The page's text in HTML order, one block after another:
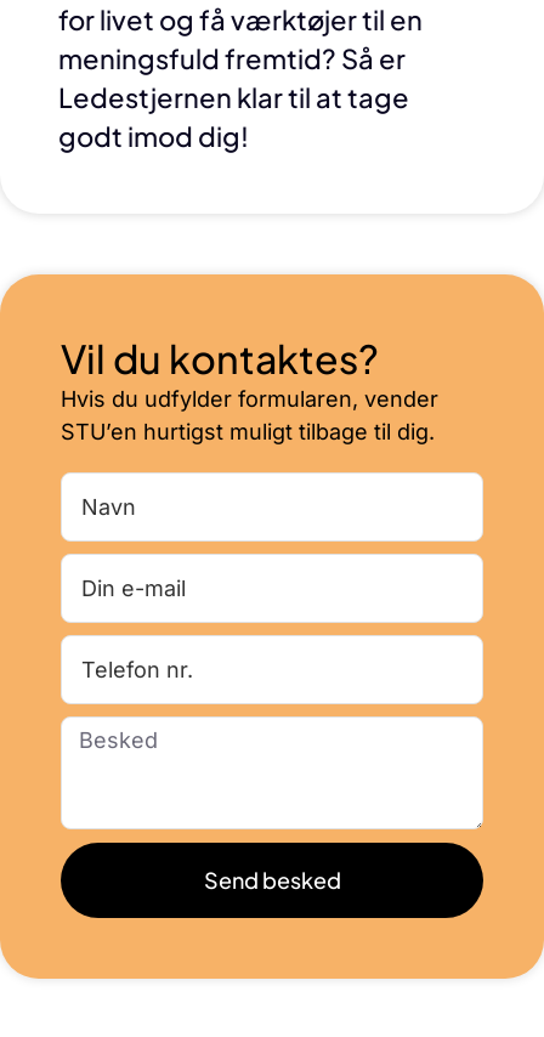
for livet og få værktøjer til en
meningsfuld fremtid? Så er
Ledestjernen klar til at tage
godt imod dig!
Vil du kontaktes?
Hvis du udfylder formularen, vender
STU’en hurtigst muligt tilbage til dig.
Send besked